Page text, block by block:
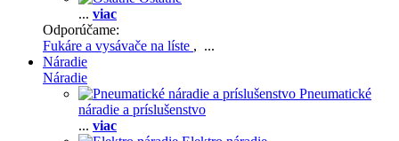
... viac
Odporúčame:
Fukáre a vysávače na líste , ...
Náradie
Náradie
Pneumatické
náradie a príslušenstvo
... viac